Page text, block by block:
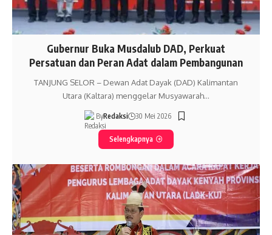
Gubernur Buka Musdalub DAD, Perkuat
Persatuan dan Peran Adat dalam Pembangunan
TANJUNG SELOR – Dewan Adat Dayak (DAD) Kalimantan
Utara (Kaltara) menggelar Musyawarah…
ByRedaksi 30 Mei 2026
Selengkapnya